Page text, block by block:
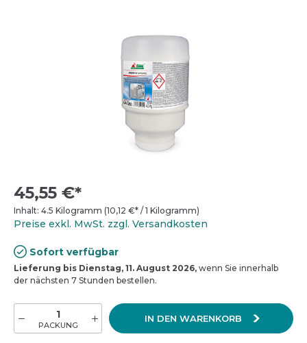
45,55 €*
Inhalt: 4.5 Kilogramm (10,12 €* / 1 Kilogramm)
Preise exkl. MwSt. zzgl. Versandkosten
Sofort verfügbar
Lieferung bis Dienstag, 11. August 2026, wenn Sie innerhalb
der nächsten 7 Stunden bestellen.
PACKUNG
IN DEN WARENKORB